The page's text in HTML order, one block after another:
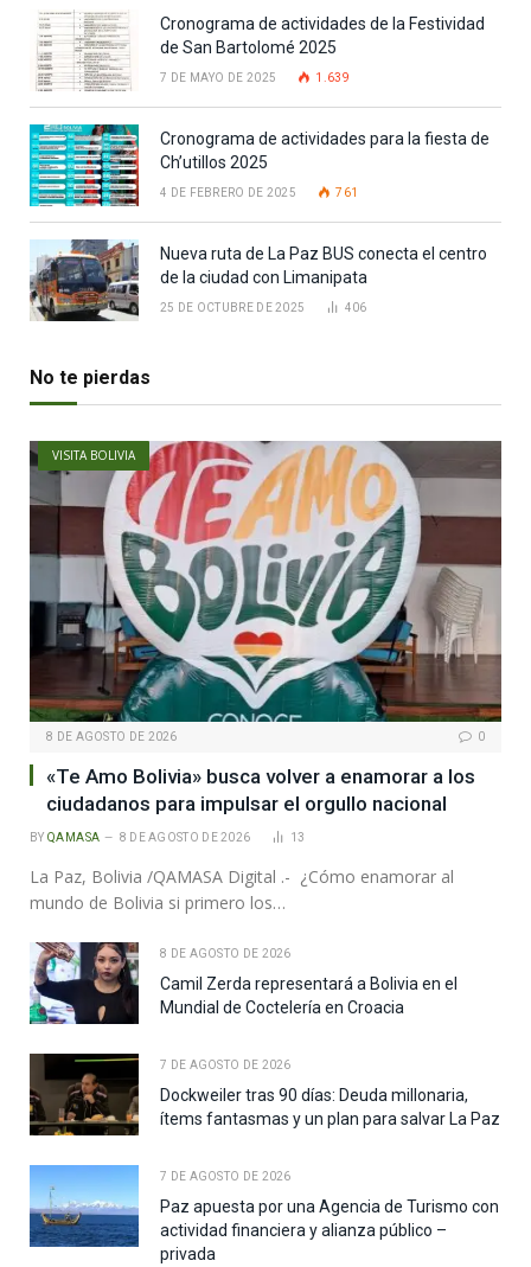
Cronograma de actividades de la Festividad
de San Bartolomé 2025
7 DE MAYO DE 2025 1.639
Cronograma de actividades para la fiesta de
Ch’utillos 2025
4 DE FEBRERO DE 2025 761
Nueva ruta de La Paz BUS conecta el centro
de la ciudad con Limanipata
25 DE OCTUBRE DE 2025 406
No te pierdas
VISITA BOLIVIA
8 DE AGOSTO DE 2026 0
«Te Amo Bolivia» busca volver a enamorar a los
ciudadanos para impulsar el orgullo nacional
BY QAMASA 8 DE AGOSTO DE 2026 13
La Paz, Bolivia /QAMASA Digital .- ¿Cómo enamorar al
mundo de Bolivia si primero los…
8 DE AGOSTO DE 2026
Camil Zerda representará a Bolivia en el
Mundial de Coctelería en Croacia
7 DE AGOSTO DE 2026
Dockweiler tras 90 días: Deuda millonaria,
ítems fantasmas y un plan para salvar La Paz
7 DE AGOSTO DE 2026
Paz apuesta por una Agencia de Turismo con
actividad financiera y alianza público –
privada